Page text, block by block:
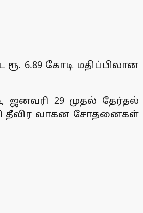
6.89 கோடி மதிப்பிலான
ஜனவரி 29 முதல் தேர்தல்
தீவிர வாகன சோதனைகள்